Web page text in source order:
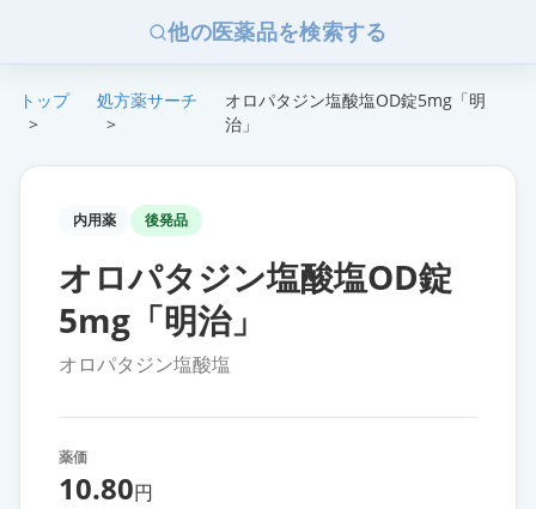
他の医薬品を検索する
トップ
>
処方薬サーチ
>
オロパタジン塩酸塩OD錠5mg「明
治」
内用薬 後発品
オロパタジン塩酸塩OD錠
5mg「明治」
オロパタジン塩酸塩
薬価
10.80円